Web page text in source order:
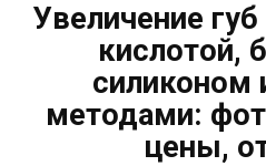
Увеличение
кислотой,
силиконом
методами:
цены,